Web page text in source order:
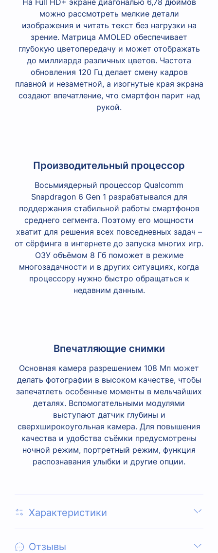
можно рассмотреть мелкие детали
изображения и читать текст без нагрузки на
зрение. Матрица AMOLED обеспечивает
глубокую цветопередачу и может отображать
до миллиарда различных цветов. Частота
обновления 120 Гц делает смену кадров
плавной и незаметной, а изогнутые края экрана
создают впечатление, что смартфон парит над
рукой.
Производительный процессор
Восьмиядерный процессор Qualcomm
Snapdragon 6 Gen 1 разрабатывался для
поддержания стабильной работы смартфонов
среднего сегмента. Поэтому его мощности
хватит для решения всех повседневных задач –
от сёрфинга в интернете до запуска многих игр.
ОЗУ объёмом 8 Гб поможет в режиме
многозадачности и в других ситуациях, когда
процессору нужно быстро обращаться к
недавним данным.
Впечатляющие снимки
Основная камера разрешением 108 Мп может
делать фотографии в высоком качестве, чтобы
запечатлеть особенные моменты в мельчайших
деталях. Вспомогательными модулями
выступают датчик глубины и
сверхширокоугольная камера. Для повышения
качества и удобства съёмки предусмотрены
ночной режим, портретный режим, функция
распознавания улыбки и другие опции.
Характеристики
Отзывы